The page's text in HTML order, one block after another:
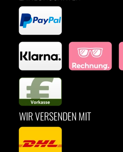
WIR VERSENDEN MIT